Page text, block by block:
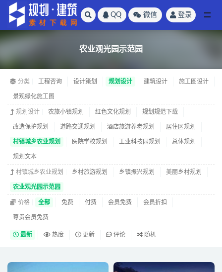
QQ 微信 登录
农业观光园示范园
分类 工程咨询 设计策划 规划设计 建筑设计 施工图设计
景观绿化施工图
规划设计 农旅小镇规划 红色文化规划 规划规范下载
改造保护规划 道路交通规划 酒店旅游养老规划 居住区规划
村镇城乡农业规划 医院学校规划 工业科技园规划 总体规划
规划文本
村镇城乡农业规划 乡村旅游规划 乡镇振兴规划 美丽乡村规划
农业观光园示范园
价格 全部 免费 付费 会员免费 会员折扣
尊贵会员免费
最新 热度 更新 评论 随机
全部